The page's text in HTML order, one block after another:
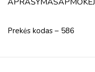
Prekės kodas – 586